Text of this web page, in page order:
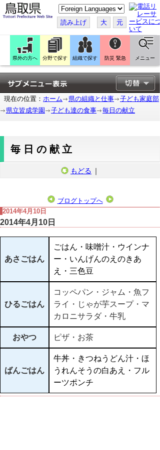
こ
の
ペ
ー
ジ
翻
訳
す
る
読み上げ 大 元
県外の方へ 分野で探す 組織で探す 防災 緊急 メニュー
現在の位置： ホーム 県の組織と仕事
子ども家庭部
県立皆成学園
子ども達の食事 毎日の献立
毎日の献立
もどる ｜
ブログトップへ
2014年4月10日
2014年4月10日
あさごはん
ごはん・味噌汁・ウインナ
ー・いんげんのえのきあ
え・三色豆
ひるごはん
コッペパン・ジャム・魚フ
ライ・じゃが芋スープ・マ
カロニサラダ・牛乳
おやつ ピザ・お茶
ばんごはん
牛丼・きつねうどん汁・ほ
うれんそうの白あえ・フル
ーツポンチ